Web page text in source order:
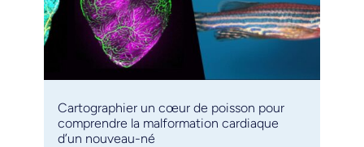
Cartographier un cœur de poisson pour
comprendre la malformation cardiaque
d’un nouveau-né